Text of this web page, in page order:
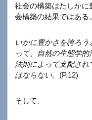
社会の構築はたしかに
会構築の結果ではある
いかに豊かさを誇ろ
って、自然の生態学
法則によって支配さ
はならない。 (P.12)
そして、